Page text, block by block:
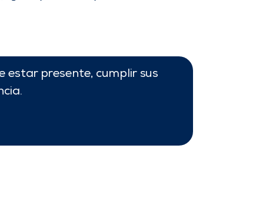
estar presente, cumplir sus